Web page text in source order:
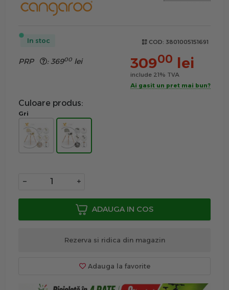
In stoc COD: 3801005151691
PRP : 36900 lei 30900 lei
include 21% TVA
Ai gasit un pret mai bun?
Culoare produs:
Gri
− +
ADAUGA IN COS
Rezerva si ridica din magazin
Adauga la favorite